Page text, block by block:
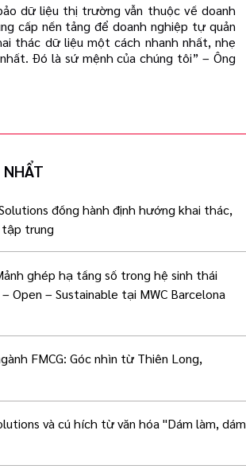
dữ liệu thị trường vẫn thuộc về doanh
cấp nền tảng để doanh nghiệp tự quản
thác dữ liệu một cách nhanh nhất, nhẹ
Đó là sứ mệnh của chúng tôi” – Ông
đồng hành định hướng khai thác,
trung
ghép hạ tầng số trong hệ sinh thái
Open – Sustainable tại MWC Barcelona
FMCG: Góc nhìn từ Thiên Long,
và cú hích từ văn hóa "Dám làm, dám